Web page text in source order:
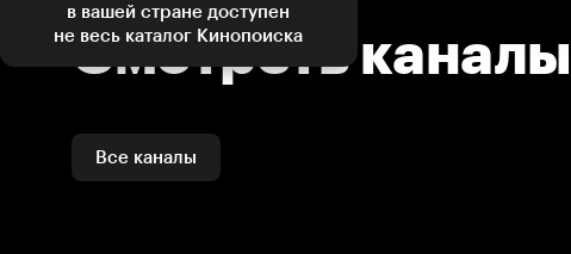
Смотреть каналы
Все каналы
в вашей стране доступен
не весь каталог Кинопоиска